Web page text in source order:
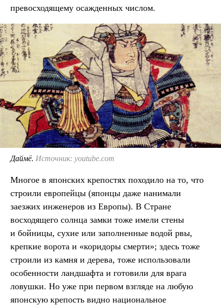
превосходящему осажденных числом.
Даймё. Источник: youtube.com
Многое в японских крепостях походило на то, что
строили европейцы (японцы даже нанимали
заезжих инженеров из Европы). В Стране
восходящего солнца замки тоже имели стены
и бойницы, сухие или заполненные водой рвы,
крепкие ворота и «коридоры смерти»; здесь тоже
строили из камня и дерева, тоже использовали
особенности ландшафта и готовили для врага
ловушки. Но уже при первом взгляде на любую
японскую крепость видно национальное